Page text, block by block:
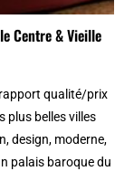
Centre & Vieille
qualité/prix
plus belles villes
design, moderne,
palais baroque du